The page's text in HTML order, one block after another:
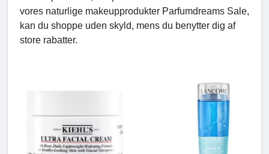
vores naturlige makeupprodukter Parfumdreams Sale,
kan du shoppe uden skyld, mens du benytter dig af
store rabatter.